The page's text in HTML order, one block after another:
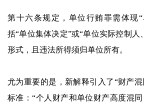
第十六条规定，单位行贿罪需体现
括“单位集体决定”或“单位实际控制人
形式，且违法所得须归单位所有。
尤为重要的是，新解释引入了“财产
标准：“个人财产和单位财产高度混